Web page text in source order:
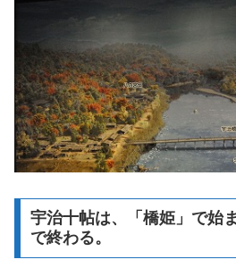
宇治十帖は、「橋姫」で始
で終わる。